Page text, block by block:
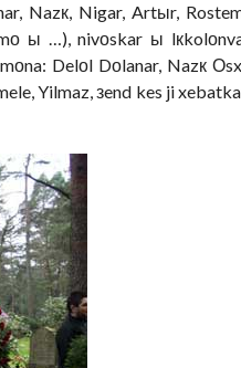
Nazк, Nigar, Artыr,
ы …), nivоskar ы
Delоl Dоlanar, Nazк
Yilmaz, зend kes ji